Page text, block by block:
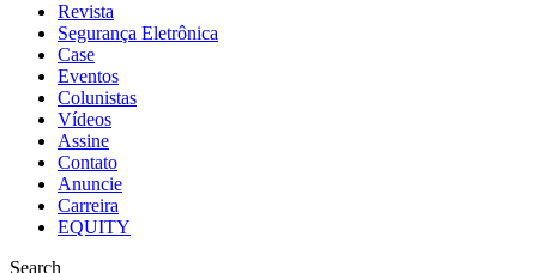
Revista
Segurança Eletrônica
Case
Eventos
Colunistas
Vídeos
Assine
Contato
Anuncie
Carreira
EQUITY
Search